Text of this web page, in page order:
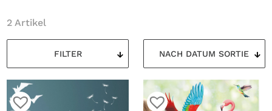
FILTER
2 Artikel